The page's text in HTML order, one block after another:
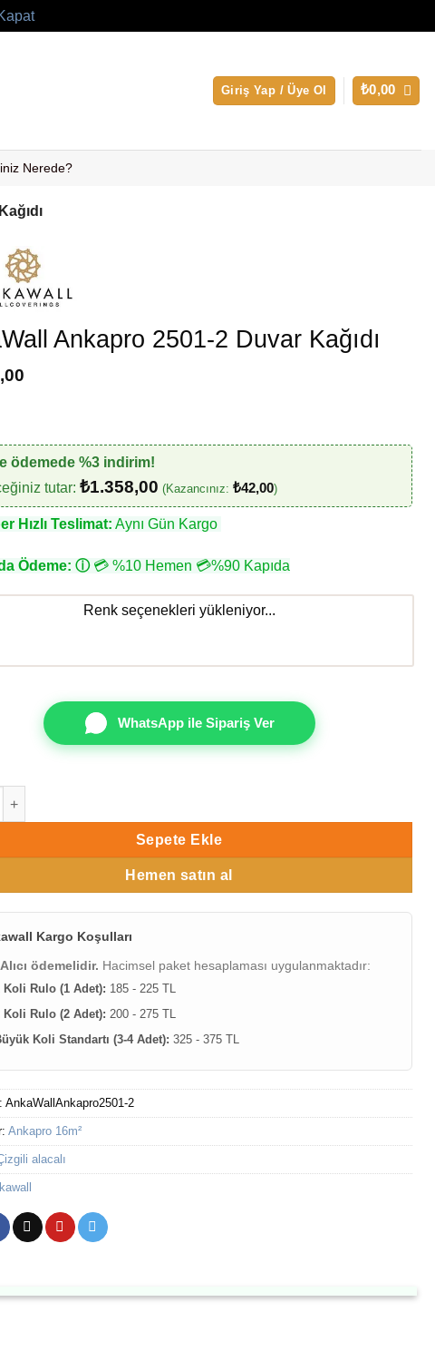
Giriş Yap / Üye Ol ₺0,00
Nerede?
Ankapro 2501-2 Duvar Kağıdı
ödemede %3 indirim!
tutar: ₺1.358,00 (Kazancınız: ₺42,00)
Hızlı Teslimat: Aynı Gün Kargo
Ödeme: ⓘ💳 %10 Hemen 💳%90 Kapıda
Renk seçenekleri yükleniyor...
WhatsApp ile Sipariş Ver
Ankapro 2501-2 Duvar Kağıdı adet
Sepete Ekle
Hemen satın al
Kargo Koşulları
ödemelidir. Hacimsel paket hesaplaması uygulanmaktadır:
Koli Rulo (1 Adet): 185 - 225 TL
Koli Rulo (2 Adet): 200 - 275 TL
Koli Standartı (3-4 Adet): 325 - 375 TL
AnkaWallAnkapro2501-2
Ankapro 16m²
alacalı